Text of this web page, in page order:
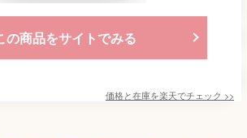
の商品をサイトでみる
価格と在庫を楽天でチェック >>